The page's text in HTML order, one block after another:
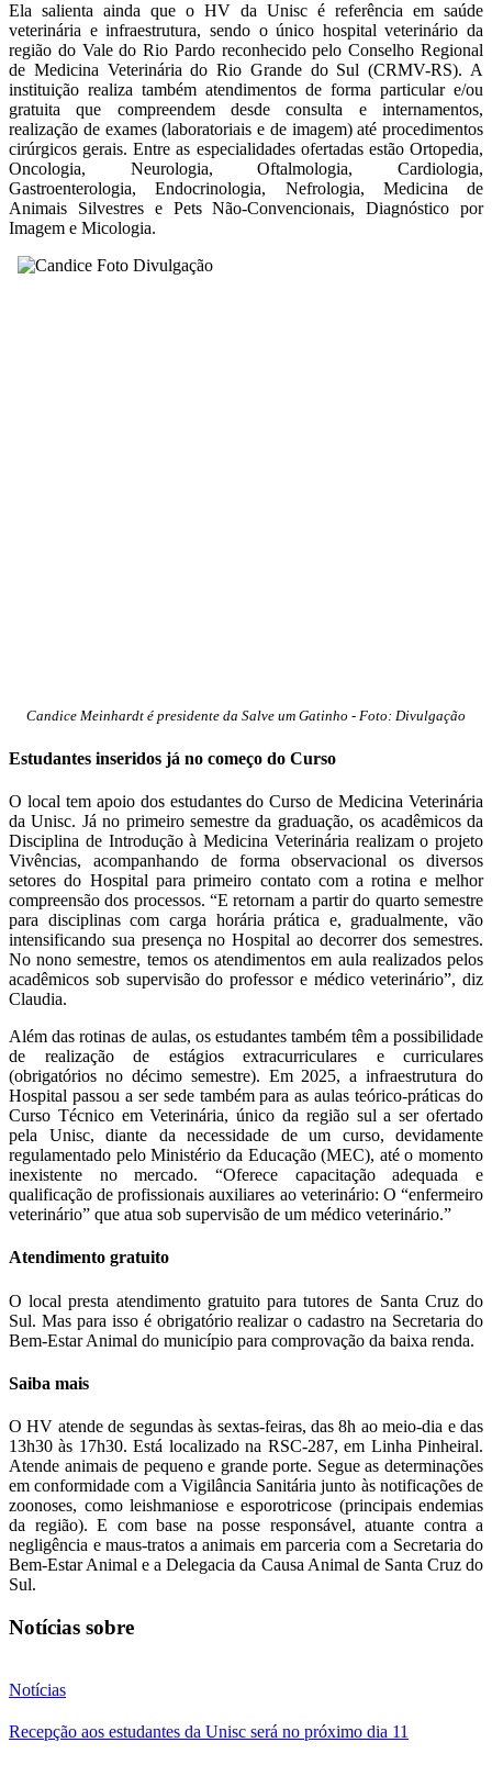
Ela salienta ainda que o HV da Unisc é referência em saúde
veterinária e infraestrutura, sendo o único hospital veterinário da
região do Vale do Rio Pardo reconhecido pelo Conselho Regional
de Medicina Veterinária do Rio Grande do Sul (CRMV-RS). A
instituição realiza também atendimentos de forma particular e/ou
gratuita que compreendem desde consulta e internamentos,
realização de exames (laboratoriais e de imagem) até procedimentos
cirúrgicos gerais. Entre as especialidades ofertadas estão Ortopedia,
Oncologia, Neurologia, Oftalmologia, Cardiologia,
Gastroenterologia, Endocrinologia, Nefrologia, Medicina de
Animais Silvestres e Pets Não-Convencionais, Diagnóstico por
Imagem e Micologia.
Candice Meinhardt é presidente da Salve um Gatinho - Foto: Divulgação
Estudantes inseridos já no começo do Curso
O local tem apoio dos estudantes do Curso de Medicina Veterinária
da Unisc. Já no primeiro semestre da graduação, os acadêmicos da
Disciplina de Introdução à Medicina Veterinária realizam o projeto
Vivências, acompanhando de forma observacional os diversos
setores do Hospital para primeiro contato com a rotina e melhor
compreensão dos processos. “E retornam a partir do quarto semestre
para disciplinas com carga horária prática e, gradualmente, vão
intensificando sua presença no Hospital ao decorrer dos semestres.
No nono semestre, temos os atendimentos em aula realizados pelos
acadêmicos sob supervisão do professor e médico veterinário”, diz
Claudia.
Além das rotinas de aulas, os estudantes também têm a possibilidade
de realização de estágios extracurriculares e curriculares
(obrigatórios no décimo semestre). Em 2025, a infraestrutura do
Hospital passou a ser sede também para as aulas teórico-práticas do
Curso Técnico em Veterinária, único da região sul a ser ofertado
pela Unisc, diante da necessidade de um curso, devidamente
regulamentado pelo Ministério da Educação (MEC), até o momento
inexistente no mercado. “Oferece capacitação adequada e
qualificação de profissionais auxiliares ao veterinário: O “enfermeiro
veterinário” que atua sob supervisão de um médico veterinário.”
Atendimento gratuito
O local presta atendimento gratuito para tutores de Santa Cruz do
Sul. Mas para isso é obrigatório realizar o cadastro na Secretaria do
Bem-Estar Animal do município para comprovação da baixa renda.
Saiba mais
O HV atende de segundas às sextas-feiras, das 8h ao meio-dia e das
13h30 às 17h30. Está localizado na RSC-287, em Linha Pinheiral.
Atende animais de pequeno e grande porte. Segue as determinações
em conformidade com a Vigilância Sanitária junto às notificações de
zoonoses, como leishmaniose e esporotricose (principais endemias
da região). E com base na posse responsável, atuante contra a
negligência e maus-tratos a animais em parceria com a Secretaria do
Bem-Estar Animal e a Delegacia da Causa Animal de Santa Cruz do
Sul.
Notícias sobre
Notícias
Recepção aos estudantes da Unisc será no próximo dia 11